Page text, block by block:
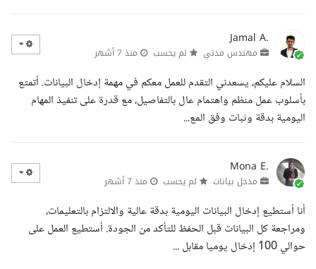
Jamal A.
مهندس مدني لم يحسب منذ 7 أشهر
السلام عليكم، يسعدني التقدم للعمل معكم في مهمة إدخال البيانات. أتمتع
بأسلوب عمل منظم واهتمام عال بالتفاصيل، مع قدرة على تنفيذ المهام
اليومية بدقة وثبات وفق المع...
Mona E.
مدخل بيانات لم يحسب منذ 7 أشهر
أنا أستطيع إدخال البيانات اليومية بدقة عالية والالتزام بالتعليمات،
ومراجعة كل البيانات قبل الحفظ للتأكد من الجودة. أستطيع العمل على
حوالي 100 إدخال يوميا مقابل ...